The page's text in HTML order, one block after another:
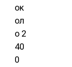
ок
ол
о 2
40
0